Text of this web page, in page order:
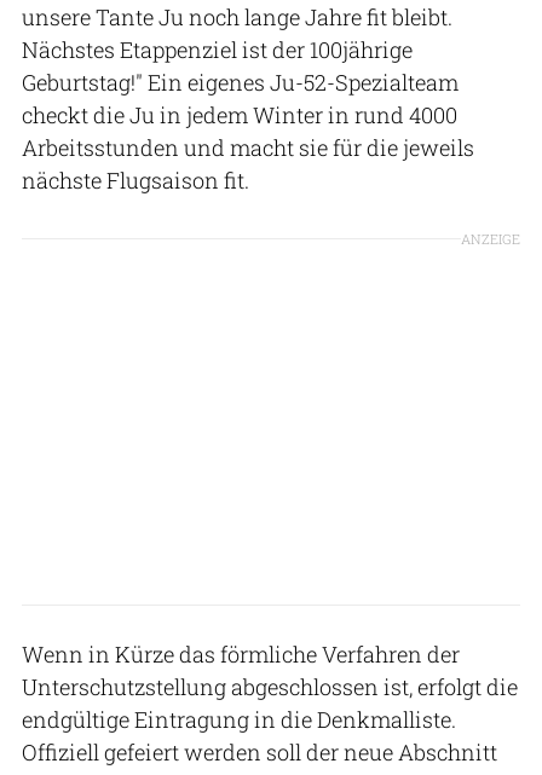
unsere Tante Ju noch lange Jahre fit bleibt.
Nächstes Etappenziel ist der 100jährige
Geburtstag!" Ein eigenes Ju-52-Spezialteam
checkt die Ju in jedem Winter in rund 4000
Arbeitsstunden und macht sie für die jeweils
nächste Flugsaison fit.
ANZEIGE
Wenn in Kürze das förmliche Verfahren der
Unterschutzstellung abgeschlossen ist, erfolgt die
endgültige Eintragung in die Denkmalliste.
Offiziell gefeiert werden soll der neue Abschnitt